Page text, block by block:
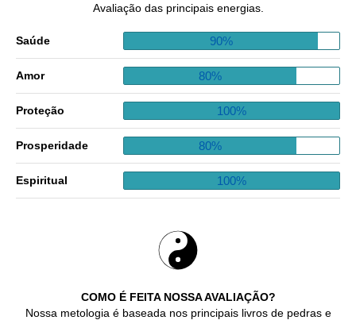
COMO É FEITA NOSSA AVALIAÇÃO?
Nossa metologia é baseada nos principais livros de pedras e
Avaliação das principais energias.
Saúde 90%
Amor 80%
Proteção 100%
Prosperidade 80%
Espiritual 100%